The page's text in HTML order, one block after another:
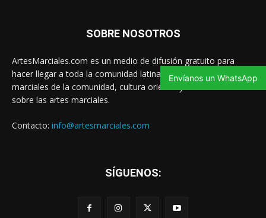
SOBRE NOSOTROS
ArtesMarciales.com es un medio de difusión gratuito para
hacer llegar a toda la comunidad latina las noticias de artes
marciales de la comunidad, cultura oriental y contenido valioso
sobre las artes marciales.
Contacto: info@artesmarciales.com
SÍGUENOS:
Envíanos un WhatsApp